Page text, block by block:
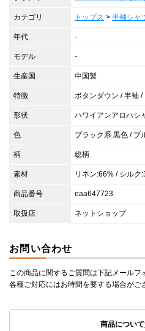
カテゴリ トップス > 半袖シャ
年代 -
モデル -
生産国 中国製
特徴 ボタンダウン / 半袖
形状 ハワイアンアロハシ
色 ブラック系 黒色 / ブ
柄 総柄
素材 リネン:66% / シルク
商品番号 eaa647723
取扱店 ネットショップ
お問い合わせ
この商品に関するご質問は下記メールフ
各種ご対応にはお時間を要する場合がご
商品につい